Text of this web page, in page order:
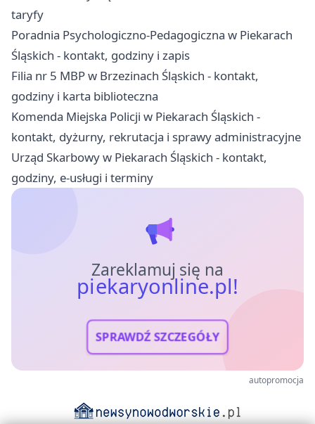
taryfy
Poradnia Psychologiczno-Pedagogiczna w Piekarach
Śląskich - kontakt, godziny i zapis
Filia nr 5 MBP w Brzezinach Śląskich - kontakt,
godziny i karta biblioteczna
Komenda Miejska Policji w Piekarach Śląskich -
kontakt, dyżurny, rekrutacja i sprawy administracyjne
Urząd Skarbowy w Piekarach Śląskich - kontakt,
godziny, e-usługi i terminy
Zareklamuj się na
piekaryonline.pl!
SPRAWDŹ SZCZEGÓŁY
autopromocja